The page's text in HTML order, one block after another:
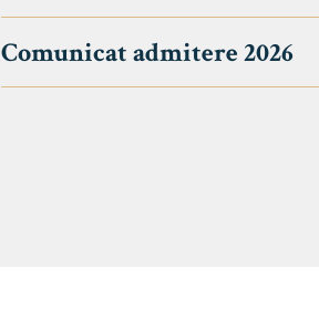
Comunicat admitere 2026